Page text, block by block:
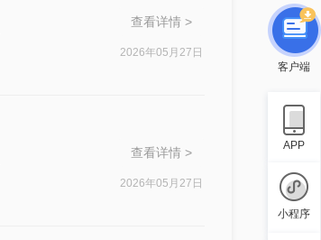
查看详情 >
2026年05月27日
查看详情 >
2026年05月27日
客户端
APP
小程序